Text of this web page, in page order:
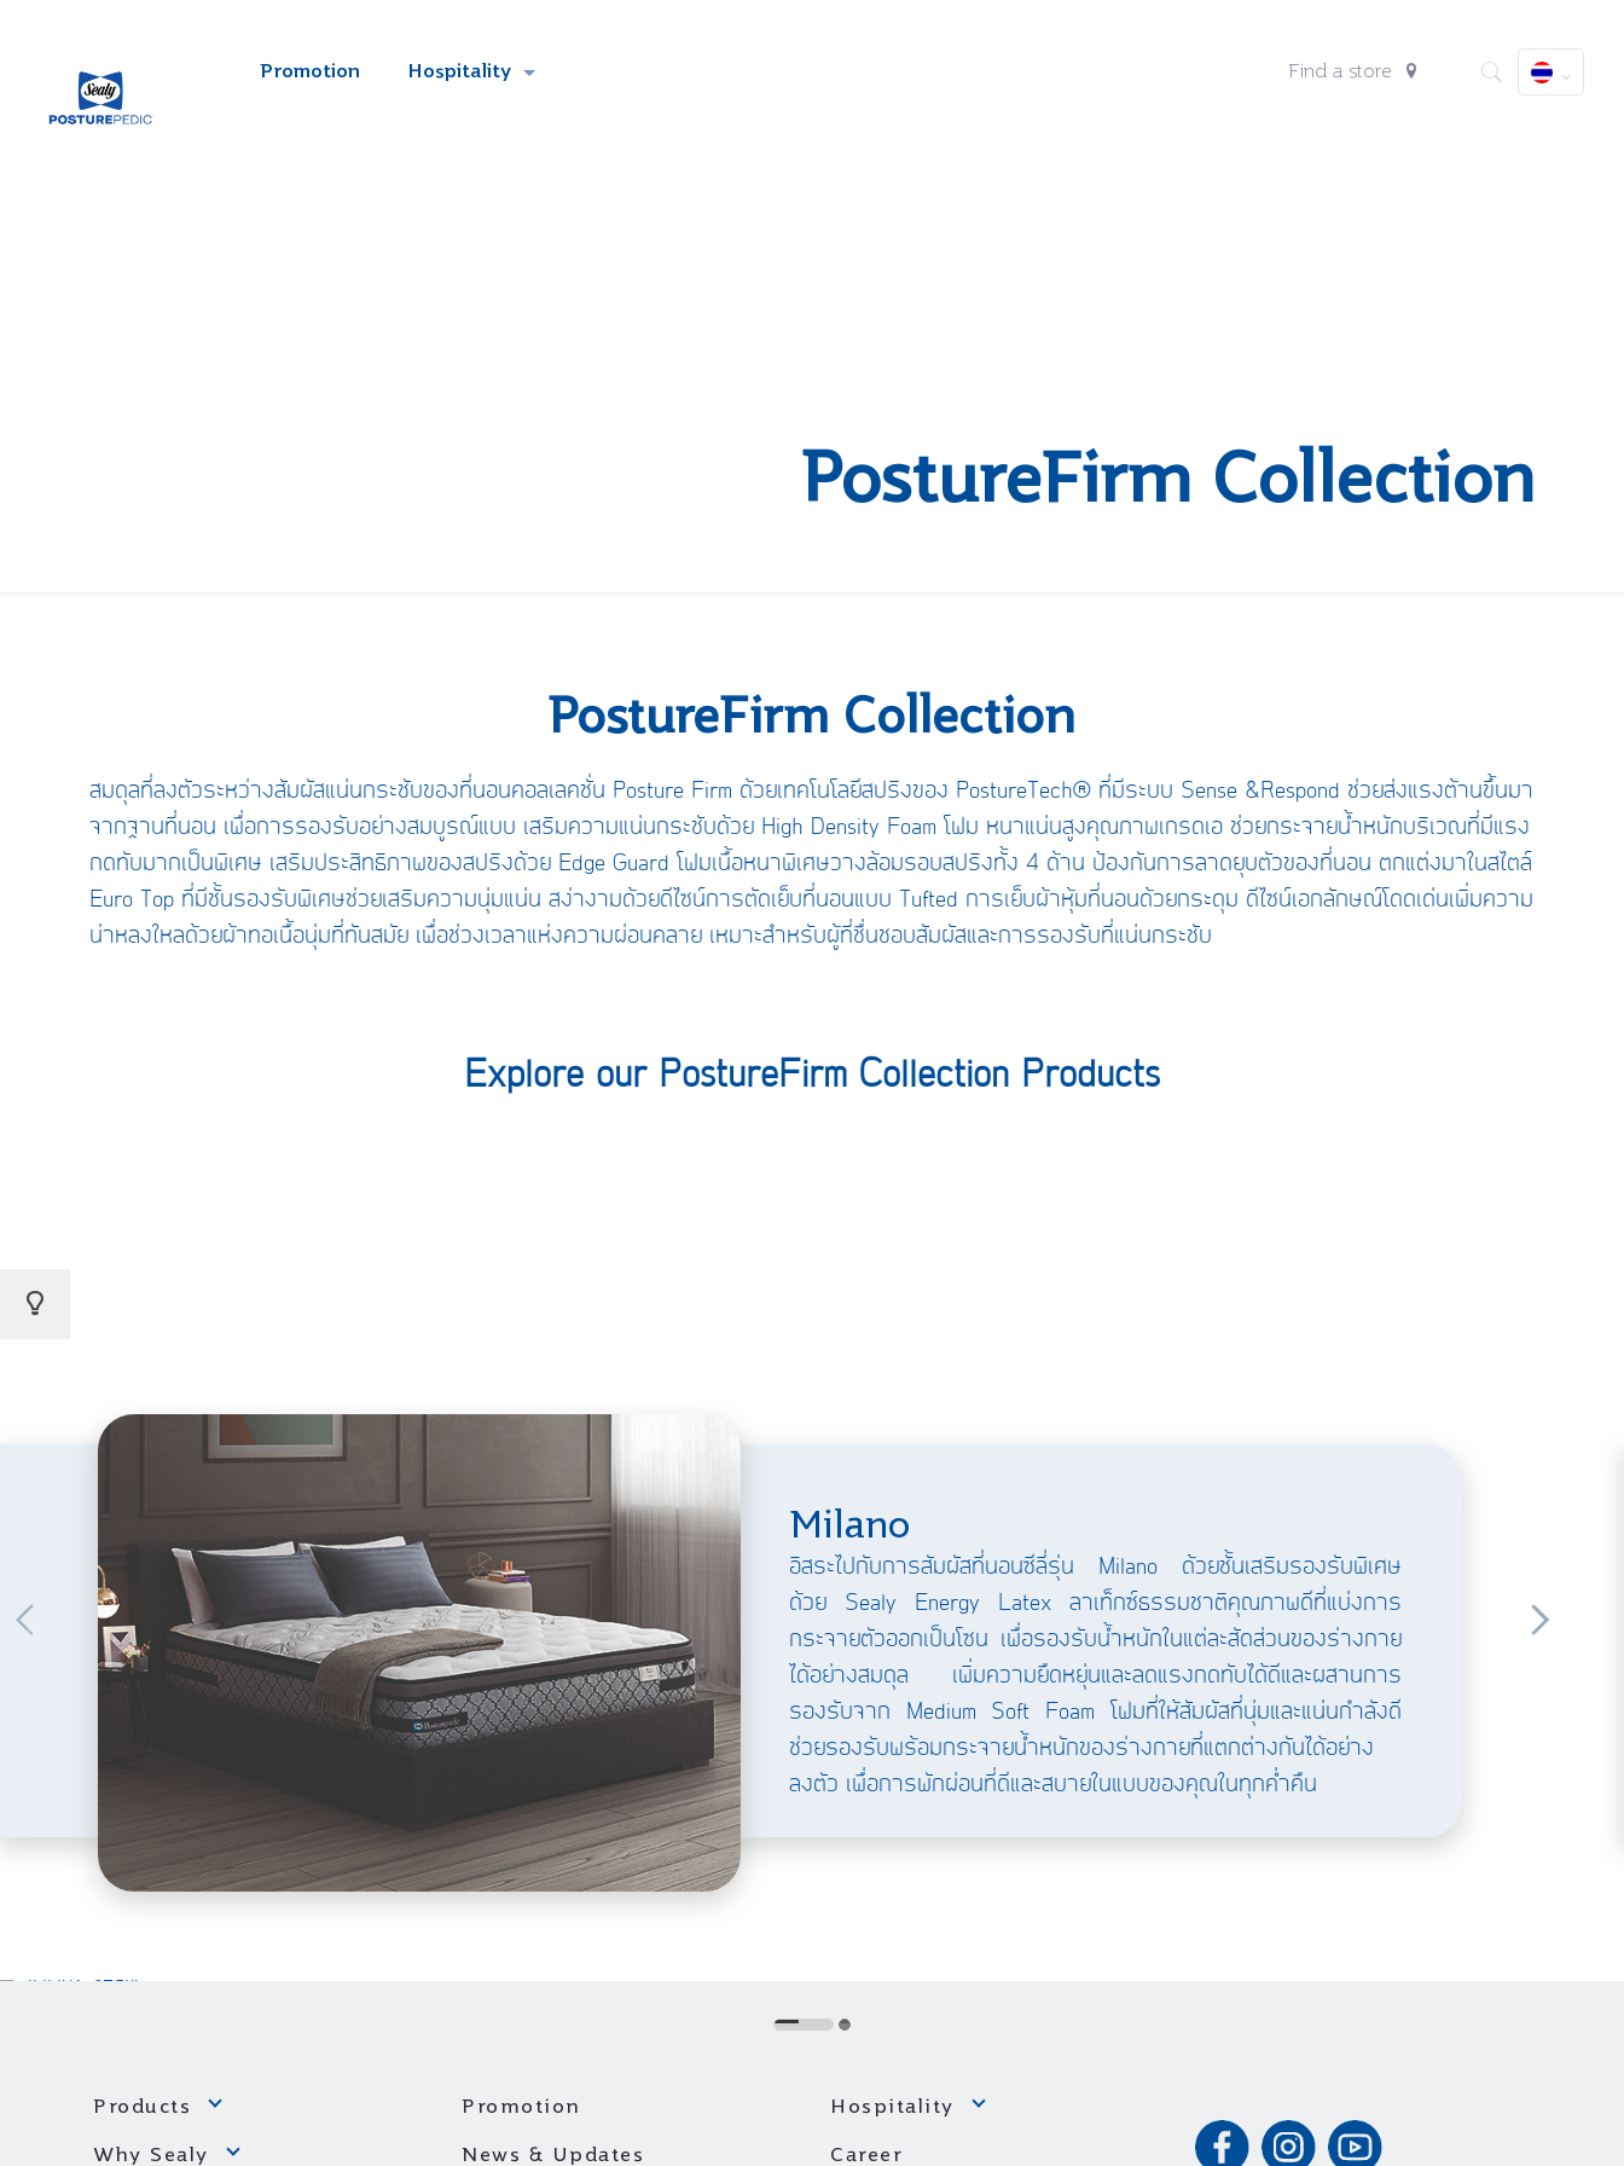
Promotion Hospitality Find a store
PostureFirm Collection
PostureFirm Collection
สมดุลที่ลงตัวระหว่างสัมผัสแน่นกระชับของที่นอนคอลเลคชั่น Posture Firm ด้วยเทคโนโลยีสปริงของ PostureTech® ที่มีระบบ Sense &Respond ช่วยส่งแรงต้านขึ้นมา
จากฐานที่นอน เพื่อการรองรับอย่างสมบูรณ์แบบ เสริมความแน่นกระชับด้วย High Density Foam โฟม หนาแน่นสูงคุณภาพเกรดเอ ช่วยกระจายน้ำหนักบริเวณที่มีแรง
กดทับมากเป็นพิเศษ เสริมประสิทธิภาพของสปริงด้วย Edge Guard โฟมเนื้อหนาพิเศษวางล้อมรอบสปริงทั้ง 4 ด้าน ป้องกันการลาดยุบตัวของที่นอน ตกแต่งมาในสไตล์
Euro Top ที่มีชั้นรองรับพิเศษช่วยเสริมความนุ่มแน่น สง่างามด้วยดีไซน์การตัดเย็บที่นอนแบบ Tufted การเย็บผ้าหุ้มที่นอนด้วยกระดุม ดีไซน์เอกลักษณ์โดดเด่นเพิ่มความ
น่าหลงใหลด้วยผ้าทอเนื้อนุ่มที่ทันสมัย เพื่อช่วงเวลาแห่งความผ่อนคลาย เหมาะสำหรับผู้ที่ชื่นชอบสัมผัสและการรองรับที่แน่นกระชับ
Explore our PostureFirm Collection Products
Milano
อิสระไปกับการสัมผัสที่นอนซีลี่รุ่น Milano ด้วยชั้นเสริมรองรับพิเศษ
ด้วย Sealy Energy Latex ลาเท็กซ์ธรรมชาติคุณภาพดีที่แบ่งการ
กระจายตัวออกเป็นโซน เพื่อรองรับน้ำหนักในแต่ละสัดส่วนของร่างกาย
ได้อย่างสมดุล เพิ่มความยืดหยุ่นและลดแรงกดทับได้ดีและผสานการ
รองรับจาก Medium Soft Foam โฟมที่ให้สัมผัสที่นุ่มและแน่นกำลังดี
ช่วยรองรับพร้อมกระจายน้ำหนักของร่างกายที่แตกต่างกันได้อย่าง
ลงตัว เพื่อการพักผ่อนที่ดีและสบายในแบบของคุณในทุกค่ำคืน
Products
Why Sealy
Promotion
News & Updates
Hospitality
Career